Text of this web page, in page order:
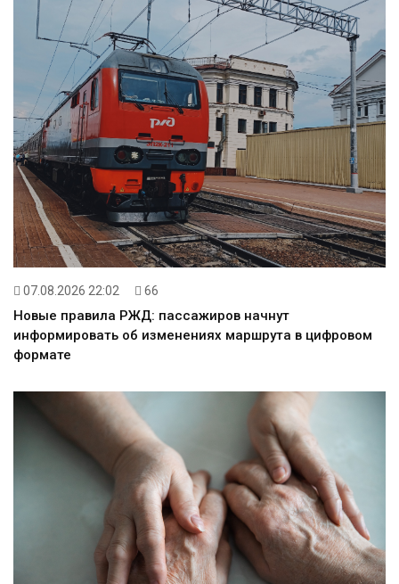
07.08.2026 22:02 66
Новые правила РЖД: пассажиров начнут
информировать об изменениях маршрута в цифровом
формате